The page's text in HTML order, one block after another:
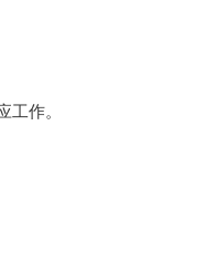
作。